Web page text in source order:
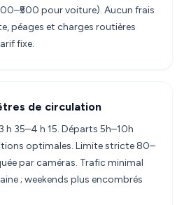
pour voiture). Aucun frais
péages et charges routières
fixe.
de circulation
h 35–4 h 15. Départs 5h–10h
optimales. Limite stricte 80–
par caméras. Trafic minimal
; weekends plus encombrés